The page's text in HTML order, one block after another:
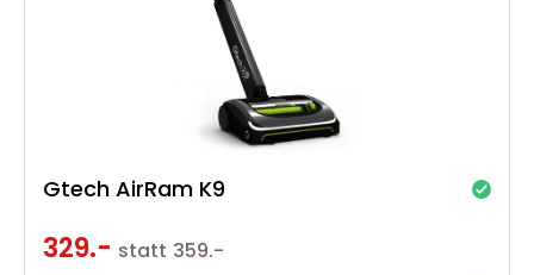
329.- statt 359.-
Gtech AirRam K9